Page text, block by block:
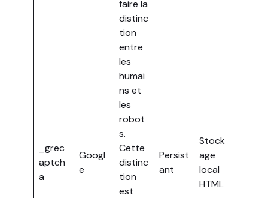
_grec
aptch
a
Googl
e
faire la
distinc
tion
entre
les
humai
ns et
les
robot
s.
Cette
distinc
tion
est
Persist
ant
Stock
age
local
HTML